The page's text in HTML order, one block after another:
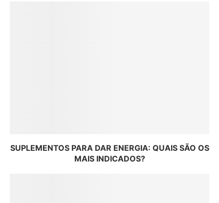
SUPLEMENTOS PARA DAR ENERGIA: QUAIS SÃO OS
MAIS INDICADOS?